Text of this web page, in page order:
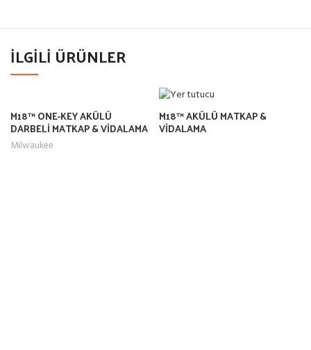
İLGILI ÜRÜNLER
M18™ ONE-KEY AKÜLÜ
DARBELİ MATKAP & VİDALAMA
M18 ONEPD2-502X
Milwaukee
M18™ AKÜLÜ MATKAP &
VİDALAMA